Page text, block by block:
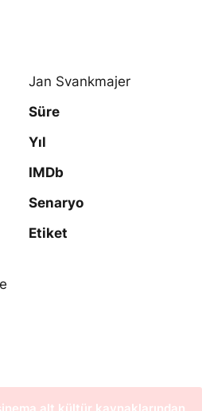
Jan Svankmajer
Süre
Yıl
IMDb
Senaryo
Etiket